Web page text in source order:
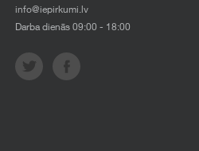
info@iepirkumi.lv
Darba dienās 09:00 - 18:00